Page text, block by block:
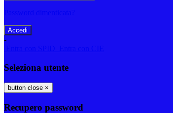
-
Seleziona utente
button close ×
Recupero password